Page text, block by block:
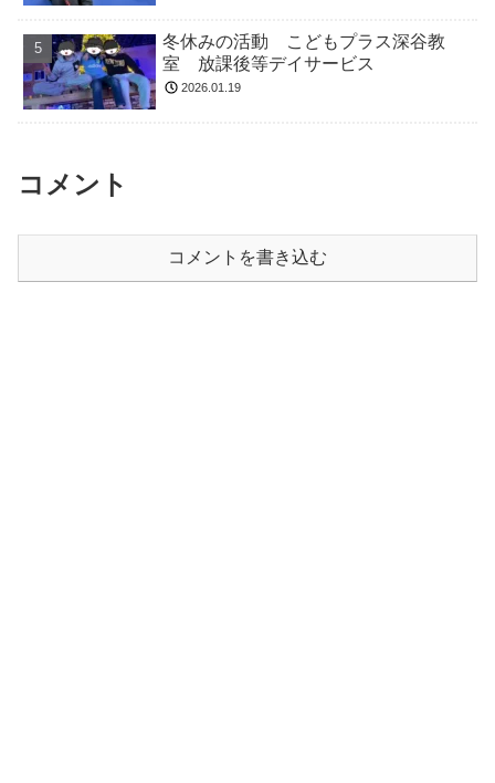
冬休みの活動 こどもプラス深谷教
室 放課後等デイサービス
2026.01.19
コメント
コメントを書き込む